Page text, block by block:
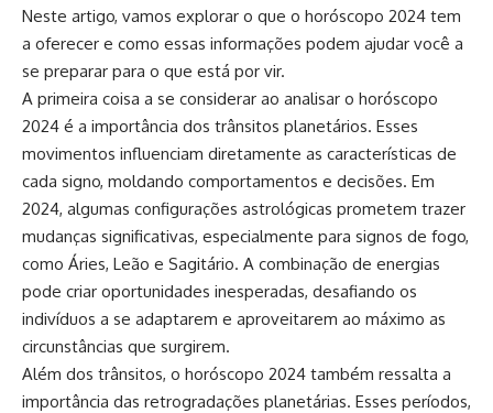
Neste artigo, vamos explorar o que o horóscopo 2024 tem
a oferecer e como essas informações podem ajudar você a
se preparar para o que está por vir.
A primeira coisa a se considerar ao analisar o horóscopo
2024 é a importância dos trânsitos planetários. Esses
movimentos influenciam diretamente as características de
cada signo, moldando comportamentos e decisões. Em
2024, algumas configurações astrológicas prometem trazer
mudanças significativas, especialmente para signos de fogo,
como Áries, Leão e Sagitário. A combinação de energias
pode criar oportunidades inesperadas, desafiando os
indivíduos a se adaptarem e aproveitarem ao máximo as
circunstâncias que surgirem.
Além dos trânsitos, o horóscopo 2024 também ressalta a
importância das retrogradações planetárias. Esses períodos,